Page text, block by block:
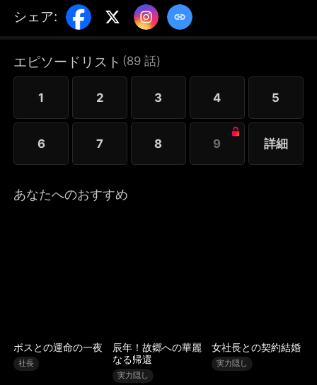
であることは、誰も知らない。
シェア:
エピソードリスト (89 話)
1 2 3 4 5
6 7 8 9 詳細
あなたへのおすすめ
ボスとの運命の一夜
社長
辰年！故郷への華麗
なる帰還
実力隠し
女社長との契約結婚
実力隠し